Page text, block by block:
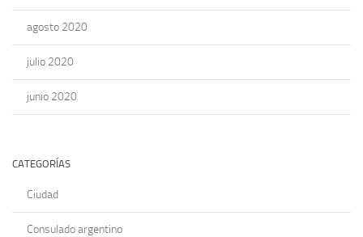
agosto 2020
julio 2020
junio 2020
CATEGORÍAS
Ciudad
Consulado argentino